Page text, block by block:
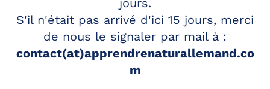
jours.
S'il n'était pas arrivé d'ici 15 jours, merci
de nous le signaler par mail à :
contact(at)apprendrenaturallemand.co
m